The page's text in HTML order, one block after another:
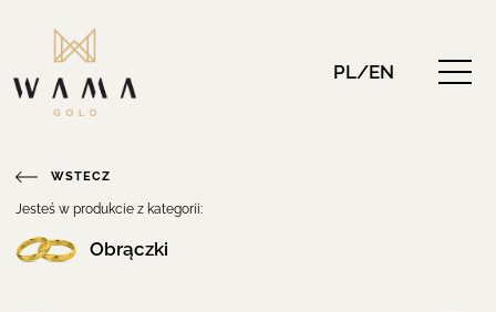
PL/EN
WSTECZ
Jesteś w produkcie z kategorii:
Obrączki